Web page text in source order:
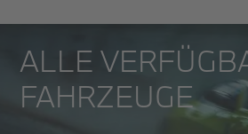
ALLE
FAHRZEUGE